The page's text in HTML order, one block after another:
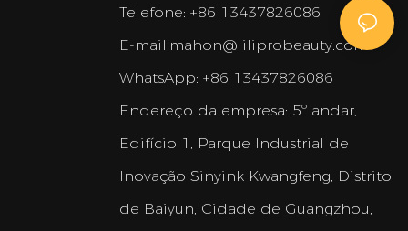
Telefone: +86 13437826086
E-mail:mahon@liliprobeauty.com
WhatsApp: +86 13437826086
Endereço da empresa: 5º andar,
Edifício 1, Parque Industrial de
Inovação Sinyink Kwangfeng, Distrito
de Baiyun, Cidade de Guangzhou,